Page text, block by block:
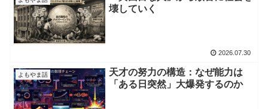
壊していく
2026.07.30
よもやま話
天才の努力の構造：なぜ能力は
「ある日突然」大爆発するのか